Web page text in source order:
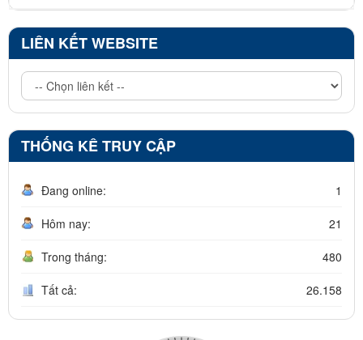
LIÊN KẾT WEBSITE
THỐNG KÊ TRUY CẬP
Đang online: 1
Hôm nay: 21
Trong tháng: 480
Tất cả: 26.158